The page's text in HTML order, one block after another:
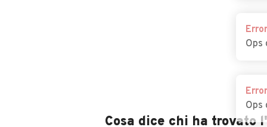
Error
Ops
Error
Ops